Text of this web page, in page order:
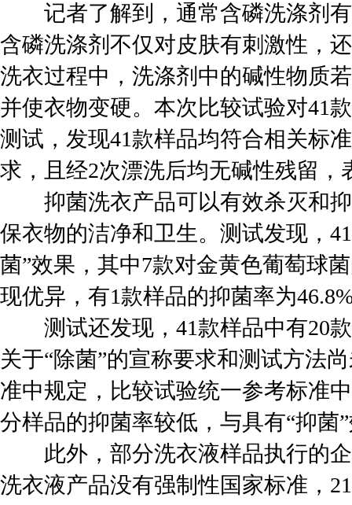
记者了解到，通常含磷洗涤剂有
含磷洗涤剂不仅对皮肤有刺激性，
洗衣过程中，洗涤剂中的碱性物质
并使衣物变硬。本次比较试验对41
测试，发现41款样品均符合相关标
求，且经2次漂洗后均无碱性残留，
抑菌洗衣产品可以有效杀灭和抑
保衣物的洁净和卫生。测试发现，
菌”效果，其中7款对金黄色葡萄球
现优异，有1款样品的抑菌率为
测试还发现，41款样品中有20款
关于“除菌”的宣称要求和测试方法
准中规定，比较试验统一参考标准
分样品的抑菌率较低，与具有“抑菌
此外，部分洗衣液样品执行的企
洗衣液产品没有强制性国家标准，